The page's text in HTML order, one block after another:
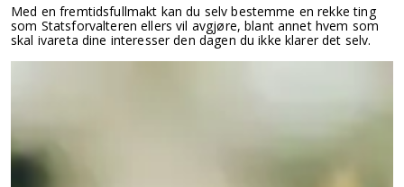
Med en fremtidsfullmakt kan du selv bestemme en rekke ting
som Statsforvalteren ellers vil avgjøre, blant annet hvem som
skal ivareta dine interesser den dagen du ikke klarer det selv.